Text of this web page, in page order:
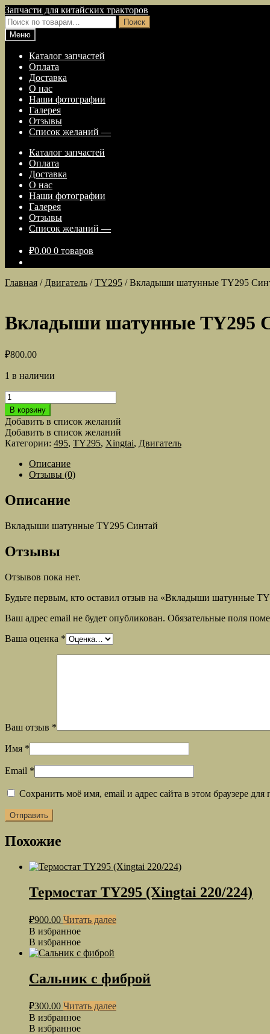
Перейти
к
навигации
Перейти
к
содержимому
Запчасти для китайских тракторов
Искать:
Поиск
Меню
Каталог запчастей
Оплата
Доставка
О нас
Наши фотографии
Галерея
Отзывы
Список желаний —
Каталог запчастей
Оплата
Доставка
О нас
Наши фотографии
Галерея
Отзывы
Список желаний —
₽0.00 0 товаров
Главная / Двигатель /TY295 /Вкладыши шатунные TY295
Вкладыши шатунные TY295
₽800.00
1 в наличии
Количество
товара
Вкладыши
шатунные
TY295
Синтай
В корзину
Добавить в список желаний
Добавить в список желаний
Категории: 495, TY295, Xingtai, Двигатель
Описание
Отзывы (0)
Описание
Вкладыши шатунные TY295 Синтай
Отзывы
Отзывов пока нет.
Будьте первым, кто оставил отзыв на «Вкладыши шатунные
Ваш адрес email не будет опубликован. Обязательные поля
Ваша оценка *
Ваш отзыв *
Имя *
Email *
Сохранить моё имя, email и адрес сайта в этом браузере
Похожие
Термостат TY295 (Xingtai 220/224)
₽900.00 Читать далее
В избранное
В избранное
Сальник с фиброй
₽300.00 Читать далее
В избранное
В избранное